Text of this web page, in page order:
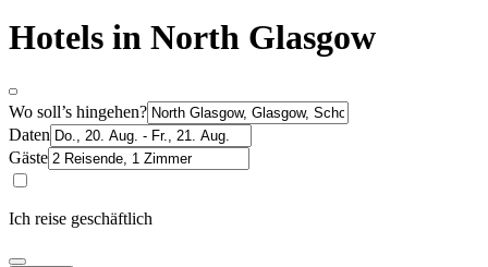
Hotels in North Glasgow
Wo soll’s hingehen?
Daten
Gäste
Ich reise geschäftlich